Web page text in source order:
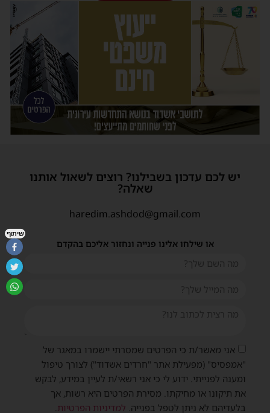
יש לכם עדכון בשבילנו? רוצים לשאול אותנו
שאלה?
haredim.ashdod@gmail.com
או שילחו אלינו פנייה ונחזור אליכם בהקדם
אני מאשר/ת כי הפרטים שמסרתי יישמרו במאגר של
"אמפסיס" (מפעילת אתר "חרדים אשדוד") לצורך טיפול
ומענה לפנייתי. ידוע לי כי אני רשאי/ת לעיין במידע, לבקש
את תיקונו או מחיקתו. מסירת הפרטים היא רשות, אך
בלעדיהם לא ניתן לטפל בפנייה. למדיניות הפרטיות.
שיתוף